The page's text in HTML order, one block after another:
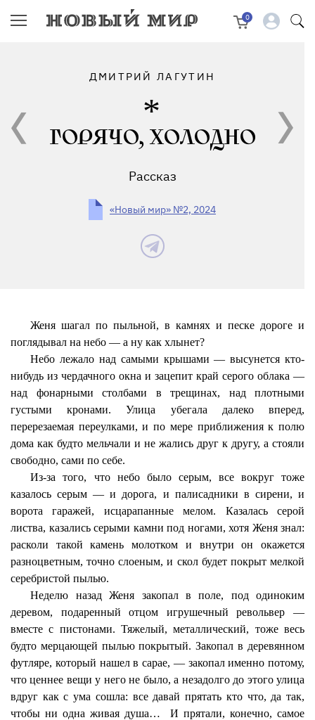
0
ДМИТРИЙ ЛАГУТИН
ГОРЯЧО, ХОЛОДНО
Рассказ
«Новый мир» №2, 2024
Женя шагал по пыльной, в камнях и песке дороге и
поглядывал на небо — а ну как хлынет?
Небо лежало над самыми крышами — высунется кто-
нибудь из чердачного окна и зацепит край серого облака —
над фонарными столбами в трещинах, над плотными
густыми кронами. Улица убегала далеко вперед,
перерезаемая переулками, и по мере приближения к полю
дома как будто мельчали и не жались друг к другу, а стояли
свободно, сами по себе.
Из-за того, что небо было серым, все вокруг тоже
казалось серым — и дорога, и палисадники в сирени, и
ворота гаражей, исцарапанные мелом. Казалась серой
листва, казались серыми камни под ногами, хотя Женя знал:
расколи такой камень молотком и внутри он окажется
разноцветным, точно слоеным, и скол будет покрыт мелкой
серебристой пылью.
Неделю назад Женя закопал в поле, под одиноким
деревом, подаренный отцом игрушечный револьвер —
вместе с пистонами. Тяжелый, металлический, тоже весь
будто мерцающей пылью покрытый. Закопал в деревянном
футляре, который нашел в сарае, — закопал именно потому,
что ценнее вещи у него не было, а незадолго до этого улица
вдруг как с ума сошла: все давай прятать кто что, да так,
чтобы ни одна живая душа…
И прятали, конечно, самое